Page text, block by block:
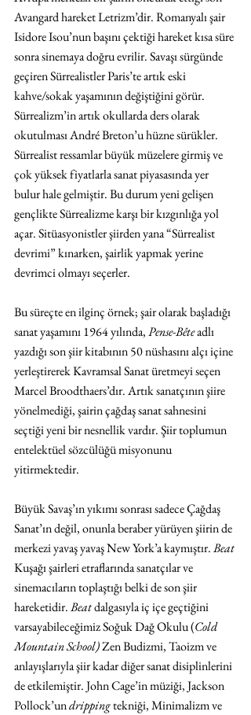
Avangard hareket Letrizm’dir. Romanyalı şair
Isidore Isou’nun başını çektiği hareket kısa süre
sonra sinemaya doğru evrilir. Savaşı sürgünde
geçiren Sürrealistler Paris’te artık eski
kahve/sokak yaşamının değiştiğini görür.
Sürrealizm’in artık okullarda ders olarak
okutulması André Breton’u hüzne sürükler.
Sürrealist ressamlar büyük müzelere girmiş ve
çok yüksek fiyatlarla sanat piyasasında yer
bulur hale gelmiştir. Bu durum yeni gelişen
gençlikte Sürrealizme karşı bir kızgınlığa yol
açar. Sitüasyonistler şiirden yana “Sürrealist
devrimi” kınarken, şairlik yapmak yerine
devrimci olmayı seçerler.
Bu süreçte en ilginç örnek; şair olarak başladığı
sanat yaşamını 1964 yılında, Pense-Bête adlı
yazdığı son şiir kitabının 50 nüshasını alçı içine
yerleştirerek Kavramsal Sanat üretmeyi seçen
Marcel Broodthaers’dır. Artık sanatçının şiire
yönelmediği, şairin çağdaş sanat sahnesini
seçtiği yeni bir nesnellik vardır. Şiir toplumun
entelektüel sözcülüğü misyonunu
yitirmektedir.
Büyük Savaş’ın yıkımı sonrası sadece Çağdaş
Sanat’ın değil, onunla beraber yürüyen şiirin de
merkezi yavaş yavaş New York’a kaymıştır. Beat
Kuşağı şairleri etraflarında sanatçılar ve
sinemacıların toplaştığı belki de son şiir
hareketidir. Beat dalgasıyla iç içe geçtiğini
varsayabileceğimiz Soğuk Dağ Okulu (Cold
Mountain School) Zen Budizmi, Taoizm ve
anlayışlarıyla şiir kadar diğer sanat disiplinlerini
de etkilemiştir. John Cage’in müziği, Jackson
Pollock’un dripping tekniği, Minimalizm ve